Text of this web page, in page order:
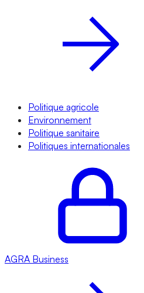
Politique agricole
Environnement
Politique sanitaire
Politiques internationales
AGRA Business